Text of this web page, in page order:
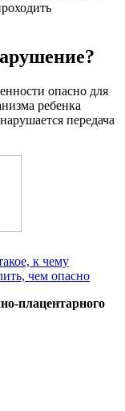
опасно для
ребенка
передача
к чему
чем опасно
плацентарного